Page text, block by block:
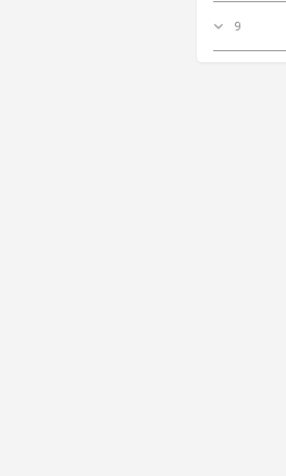
9